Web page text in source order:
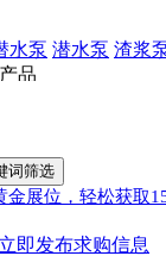
水泵 潜水泵 渣浆
品
金展位，轻松获取
立即发布求购信息